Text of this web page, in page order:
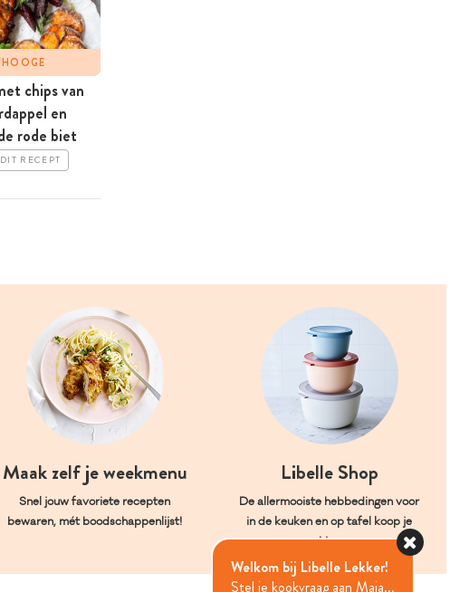
chips van
en
rode biet
RECEPT
Maak zelf je weekmenu
Snel jouw favoriete recepten
bewaren, mét boodschappenlijst!
Libelle Shop
De allermooiste hebbedingen voor
in de keuken en op tafel koop je
hier.
Welkom bij Libelle Lekker!
Stel je kookvraag aan Maia...